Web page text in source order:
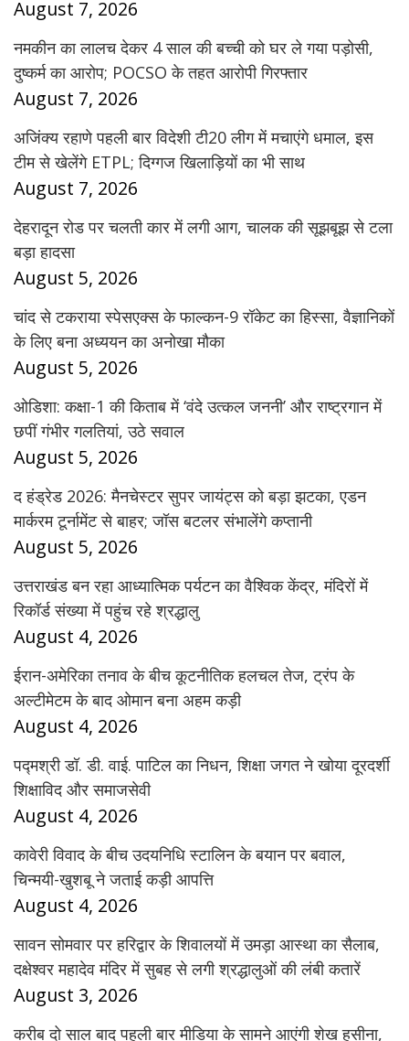
August 7, 2026
नमकीन का लालच देकर 4 साल की बच्ची को घर ले गया पड़ोसी,
दुष्कर्म का आरोप; POCSO के तहत आरोपी गिरफ्तार
August 7, 2026
अजिंक्य रहाणे पहली बार विदेशी टी20 लीग में मचाएंगे धमाल, इस
टीम से खेलेंगे ETPL; दिग्गज खिलाड़ियों का भी साथ
August 7, 2026
देहरादून रोड पर चलती कार में लगी आग, चालक की सूझबूझ से टला
बड़ा हादसा
August 5, 2026
चांद से टकराया स्पेसएक्स के फाल्कन-9 रॉकेट का हिस्सा, वैज्ञानिकों
के लिए बना अध्ययन का अनोखा मौका
August 5, 2026
ओडिशा: कक्षा-1 की किताब में ‘वंदे उत्कल जननी’ और राष्ट्रगान में
छपीं गंभीर गलतियां, उठे सवाल
August 5, 2026
द हंड्रेड 2026: मैनचेस्टर सुपर जायंट्स को बड़ा झटका, एडन
मार्करम टूर्नामेंट से बाहर; जॉस बटलर संभालेंगे कप्तानी
August 5, 2026
उत्तराखंड बन रहा आध्यात्मिक पर्यटन का वैश्विक केंद्र, मंदिरों में
रिकॉर्ड संख्या में पहुंच रहे श्रद्धालु
August 4, 2026
ईरान-अमेरिका तनाव के बीच कूटनीतिक हलचल तेज, ट्रंप के
अल्टीमेटम के बाद ओमान बना अहम कड़ी
August 4, 2026
पद्मश्री डॉ. डी. वाई. पाटिल का निधन, शिक्षा जगत ने खोया दूरदर्शी
शिक्षाविद और समाजसेवी
August 4, 2026
कावेरी विवाद के बीच उदयनिधि स्टालिन के बयान पर बवाल,
चिन्मयी-खुशबू ने जताई कड़ी आपत्ति
August 4, 2026
सावन सोमवार पर हरिद्वार के शिवालयों में उमड़ा आस्था का सैलाब,
दक्षेश्वर महादेव मंदिर में सुबह से लगी श्रद्धालुओं की लंबी कतारें
August 3, 2026
करीब दो साल बाद पहली बार मीडिया के सामने आएंगी शेख हसीना,